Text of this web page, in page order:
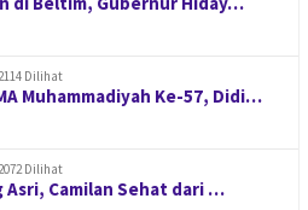
Dilihat
Muhammadiyah Ke-57, Didi…
Dilihat
Asri, Camilan Sehat dari …